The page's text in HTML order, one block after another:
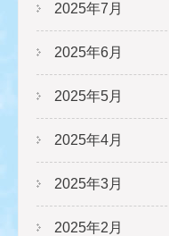
2025年7月
2025年6月
2025年5月
2025年4月
2025年3月
2025年2月